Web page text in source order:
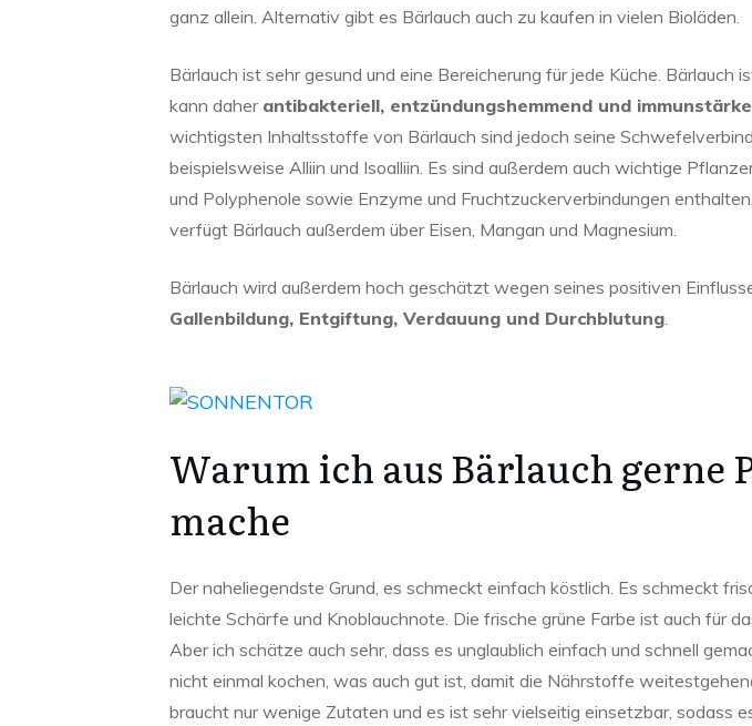
ganz allein. Alternativ gibt es Bärlauch auch zu kaufen in vielen Bioläden.
Bärlauch ist sehr gesund und eine Bereicherung für jede Küche. Bärlauch
kann daher antibakteriell, entzündungshemmend und
wichtigsten Inhaltsstoffe von Bärlauch sind jedoch seine
beispielsweise Alliin und Isoalliin. Es sind außerdem auch wichtige
und Polyphenole sowie Enzyme und Fruchtzuckerverbindungen
verfügt Bärlauch außerdem über Eisen, Mangan und Magnesium.
Bärlauch wird außerdem hoch geschätzt wegen seines positiven
Gallenbildung, Entgiftung, Verdauung und Durchblutung.
Warum ich aus Bärlauch gerne
mache
Der naheliegendste Grund, es schmeckt einfach köstlich. Es schmeckt
leichte Schärfe und Knoblauchnote. Die frische grüne Farbe ist auch für
Aber ich schätze auch sehr, dass es unglaublich einfach und schnell
nicht einmal kochen, was auch gut ist, damit die Nährstoffe
braucht nur wenige Zutaten und es ist sehr vielseitig einsetzbar, sodass